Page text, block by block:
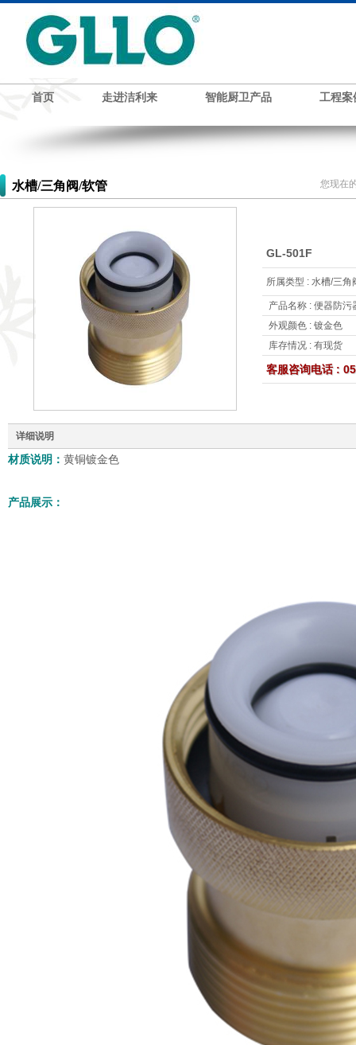
首页 走进洁利来 智能厨卫产品 工程案
水槽/三角阀/软管 您现在
GL-501F
所属类型 : 水槽/三角
产品名称 : 便器防污
外观颜色 : 镀金色
库存情况 : 有现货
客服咨询电话 :
详细说明
材质说明： 黄铜镀金色
产品展示：